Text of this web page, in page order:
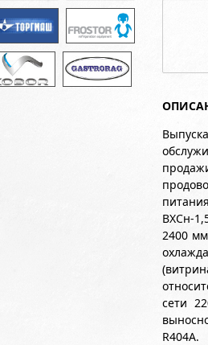
ВХСн-
2400
сети